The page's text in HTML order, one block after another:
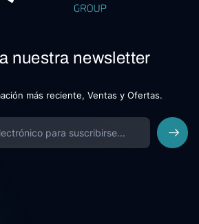
nuestra newsletter
más reciente, Ventas y Ofertas.